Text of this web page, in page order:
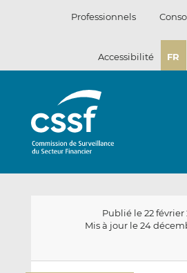
Professionnels
Accessibilité FR
Publié le 22 février
Mis à jour le 24